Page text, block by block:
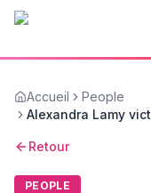
Accueil
People
Alexandra Lamy
Retour
PEOPLE